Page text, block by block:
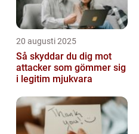
20 augusti 2025
Så skyddar du dig mot
attacker som gömmer sig
i legitim mjukvara